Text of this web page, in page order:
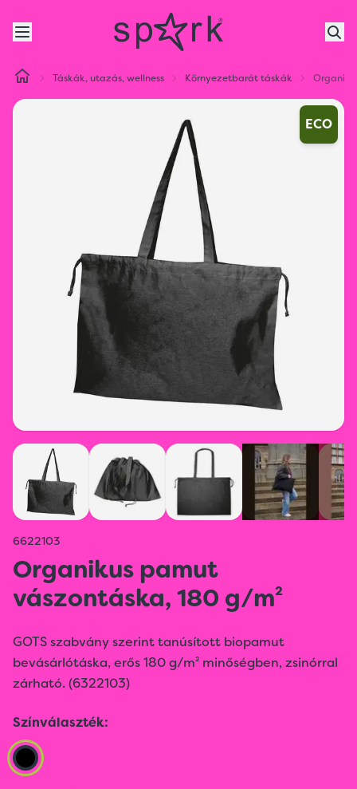
Táskák, utazás, wellness Környezetbarát táskák
ECO
6622103
Organikus pamut
vászontáska, 180 g/m²
GOTS szabvány szerint tanúsított biopamut
bevásárlótáska, erős 180 g/m² minőségben, zsinórral
zárható. (6322103)
Színválaszték: